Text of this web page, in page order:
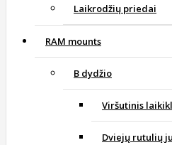
Laikrodžių priedai
RAM mounts
B dydžio
Viršutinis
Dviejų rutulių